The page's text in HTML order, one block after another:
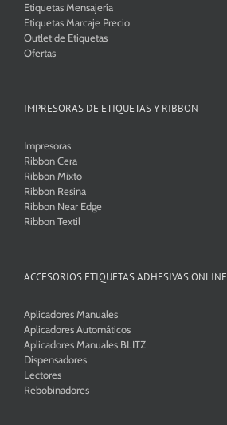
Etiquetas Mensajería
Etiquetas Marcaje Precio
Outlet de Etiquetas
Ofertas
IMPRESORAS DE ETIQUETAS Y RIBBON
Impresoras
Ribbon Cera
Ribbon Mixto
Ribbon Resina
Ribbon Near Edge
Ribbon Textil
ACCESORIOS ETIQUETAS ADHESIVAS ONLINE
Aplicadores Manuales
Aplicadores Automáticos
Aplicadores Manuales BLITZ
Dispensadores
Lectores
Rebobinadores